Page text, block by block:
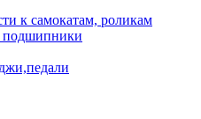
к самокатам, роликам
подшипники